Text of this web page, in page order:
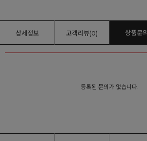
상세정보 고객리뷰(0) 상품문의
등록된 문의가 없습니다.